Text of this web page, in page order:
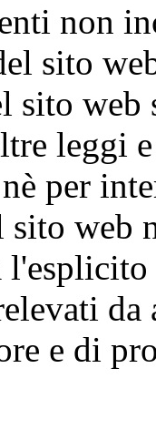
non
sito
sito web
leggi
per
web
da
e di